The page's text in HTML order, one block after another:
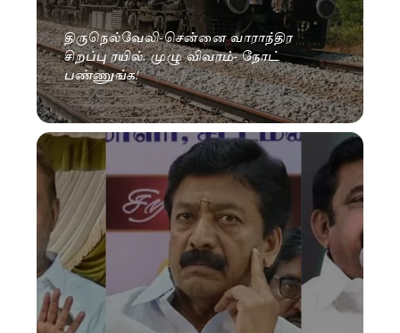
திருநெல்வேலி-சென்னை வாராந்திர
சிறப்பு ரயில். முழு விவரம்- நோட்
பண்ணுங்க!